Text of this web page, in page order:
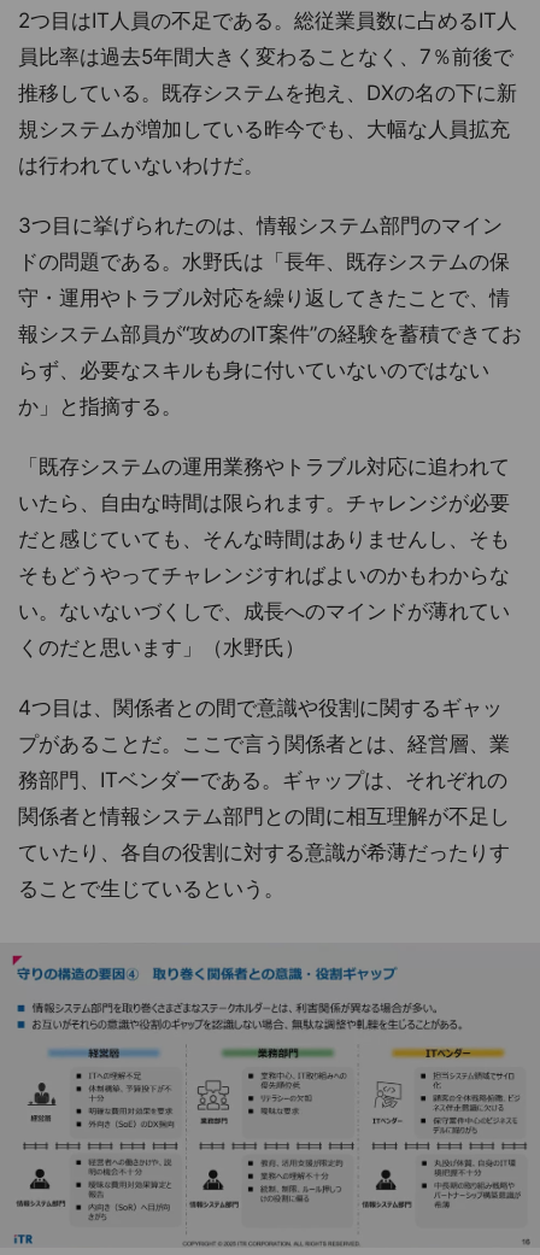
2つ目はIT人員の不足である。総従業員数に占めるIT人
員比率は過去5年間大きく変わることなく、7％前後で
推移している。既存システムを抱え、DXの名の下に新
規システムが増加している昨今でも、大幅な人員拡充
は行われていないわけだ。
3つ目に挙げられたのは、情報システム部門のマイン
ドの問題である。水野氏は「長年、既存システムの保
守・運用やトラブル対応を繰り返してきたことで、情
報システム部員が“攻めのIT案件”の経験を蓄積できてお
らず、必要なスキルも身に付いていないのではない
か」と指摘する。
「既存システムの運用業務やトラブル対応に追われて
いたら、自由な時間は限られます。チャレンジが必要
だと感じていても、そんな時間はありませんし、そも
そもどうやってチャレンジすればよいのかもわからな
い。ないないづくしで、成長へのマインドが薄れてい
くのだと思います」（水野氏）
4つ目は、関係者との間で意識や役割に関するギャッ
プがあることだ。ここで言う関係者とは、経営層、業
務部門、ITベンダーである。ギャップは、それぞれの
関係者と情報システム部門との間に相互理解が不足し
ていたり、各自の役割に対する意識が希薄だったりす
ることで生じているという。